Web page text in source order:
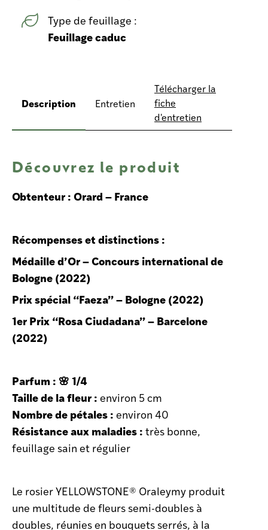
Type de feuillage :
Feuillage caduc
Description Entretien
Télécharger la
fiche
d'entretien
Découvrez le produit
Obtenteur : Orard – France
Récompenses et distinctions :
Médaille d’Or – Concours international de
Bologne (2022)
Prix spécial “Faeza” – Bologne (2022)
1er Prix “Rosa Ciudadana” – Barcelone
(2022)
Parfum : 🌸 1/4
Taille de la fleur : environ 5 cm
Nombre de pétales : environ 40
Résistance aux maladies : très bonne,
feuillage sain et régulier
Le rosier YELLOWSTONE® Oraleymy produit
une multitude de fleurs semi-doubles à
doubles, réunies en bouquets serrés, à la